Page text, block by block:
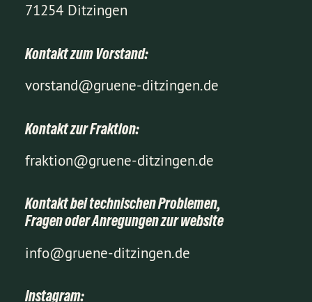
71254 Ditzingen
Kontakt zum Vorstand:
vorstand@gruene-ditzingen.de
Kontakt zur Fraktion:
fraktion@gruene-ditzingen.de
Kontakt bei technischen Problemen,
Fragen oder Anregungen zur website
info@gruene-ditzingen.de
Instagram: